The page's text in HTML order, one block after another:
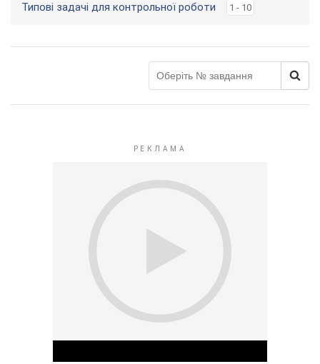
Типові задачі для контрольної роботи 1 - 10